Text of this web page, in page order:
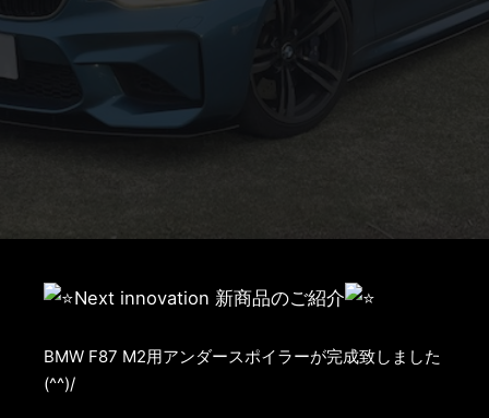
Next innovation 新商品のご紹介
BMW F87 M2用アンダースポイラーが完成致しました
(^^)/